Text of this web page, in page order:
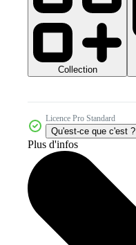
Collection
Licence Pro Standard
Qu'est-ce que c'est ?
Plus d'infos